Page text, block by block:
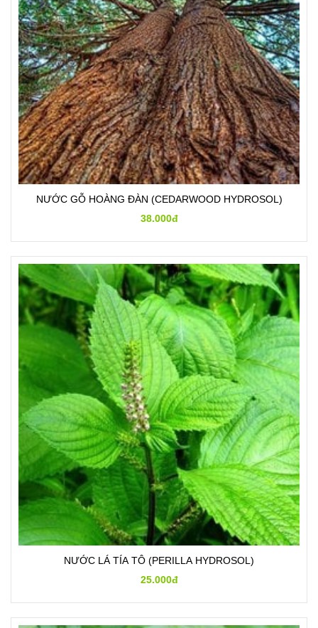
NƯỚC GỖ HOÀNG ĐÀN (CEDARWOOD HYDROSOL)
38.000đ
NƯỚC LÁ TÍA TÔ (PERILLA HYDROSOL)
25.000đ